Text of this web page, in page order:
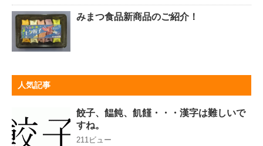
みまつ食品新商品のご紹介！
人気記事
餃子、饂飩、飢饉・・・漢字は難しいで
すね。
211ビュー